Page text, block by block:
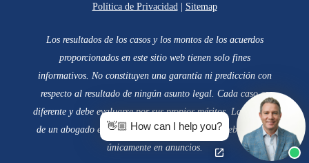
Política de Privacidad | Sitemap
Los resultados de los casos y los montos de los acuerdos
proporcionados en este sitio web tienen solo fines
informativos. No constituyen una garantía ni predicción con
respecto al resultado de ningún asunto legal. Cada caso es
diferente y debe evaluarse por sus propios méritos. La elección
de un abogado es una decisión importante y no debe basarse
únicamente en anuncios.
👋🏼 How can I help you?